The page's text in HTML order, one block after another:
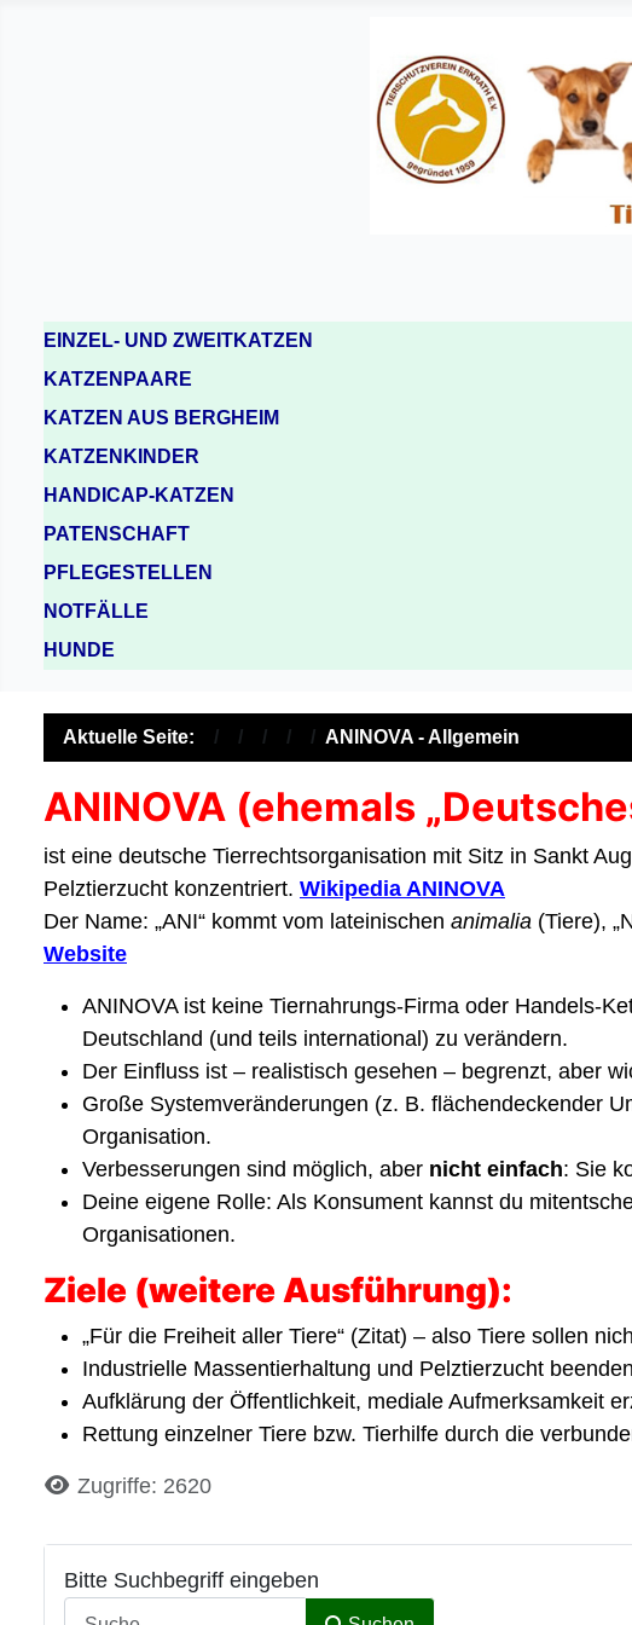
EINZEL- UND ZWEITKATZEN
KATZENPAARE
KATZEN AUS BERGHEIM
KATZENKINDER
HANDICAP-KATZEN
PATENSCHAFT
PFLEGESTELLEN
NOTFÄLLE
HUNDE
Bitte Suchbegriff eingeben
Aktuelle Seite: ANINOVA - Allgemein
ANINOVA (ehemals
ist eine deutsche Tierrechtsorganisation mit Sitz in Sankt
Pelztierzucht konzentriert. Wikipedia ANINOVA
Der Name: „ANI“ kommt vom lateinischen animalia (Tiere),
Website
ANINOVA ist keine Tiernahrungs-Firma oder Handels-
Deutschland (und teils international) zu verändern.
Der Einfluss ist – realistisch gesehen – begrenzt, aber
Große Systemveränderungen (z. B. flächendeckender
Organisation.
Verbesserungen sind möglich, aber nicht einfach: Sie
Deine eigene Rolle: Als Konsument kannst du
Organisationen.
Ziele (weitere Ausführung):
„Für die Freiheit aller Tiere“ (Zitat) – also Tiere sollen
Industrielle Massentierhaltung und Pelztierzucht
Aufklärung der Öffentlichkeit, mediale Aufmerksamkeit
Rettung einzelner Tiere bzw. Tierhilfe durch die
DetailsZugriffe: 2620